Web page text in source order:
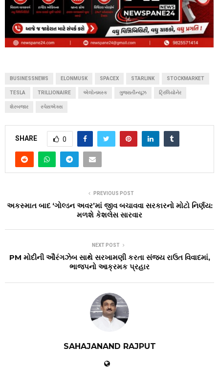
BUSINESSNEWS ELONMUSK SPACEX STARLINK STOCKMARKET
TESLA TRILLIONAIRE એલોનમસ્ક ગુજરાતીન્યૂઝ ટ્રિલિયોનેર
શેરબજાર સ્પેસએક્સ
SHARE 0
PREVIOUS POST
અકસ્માત બાદ ‘ગોલ્ડન અવર’માં જીવ બચાવવા સરકારનો મોટો નિર્ણય:
મળશે કેશલેસ સારવાર
NEXT POST
PM મોદીની ઔરંગઝેબ સાથે સરખામણી કરતા સંજય રાઉત વિવાદમાં,
ભાજપનો આક્રમક પ્રહાર
SAHAJANAND RAJPUT